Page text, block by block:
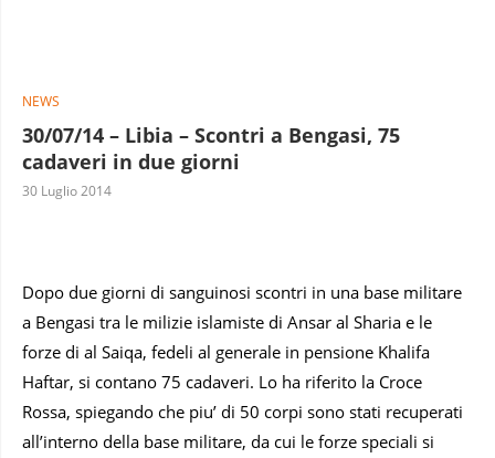
NEWS
30/07/14 – Libia – Scontri a Bengasi, 75
cadaveri in due giorni
30 Luglio 2014
Dopo due giorni di sanguinosi scontri in una base militare
a Bengasi tra le milizie islamiste di Ansar al Sharia e le
forze di al Saiqa, fedeli al generale in pensione Khalifa
Haftar, si contano 75 cadaveri. Lo ha riferito la Croce
Rossa, spiegando che piu’ di 50 corpi sono stati recuperati
all’interno della base militare, da cui le forze speciali si